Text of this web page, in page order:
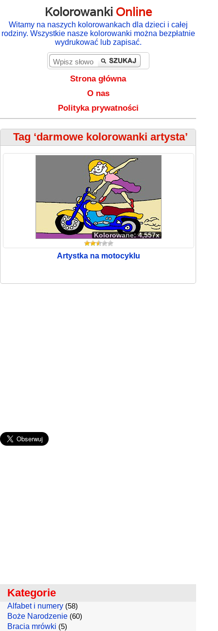
Kolorowanki Online
Witamy na naszych kolorowankach dla dzieci i całej
rodziny. Wszystkie nasze kolorowanki można bezpłatnie
wydrukować lub zapisać.
Strona główna
O nas
Polityka prywatności
Tag ‘darmowe kolorowanki artysta’
Kolorowane: 4,557x
Artystka na motocyklu
Kategorie
Alfabet i numery (58)
Boże Narodzenie (60)
Bracia mrówki (5)